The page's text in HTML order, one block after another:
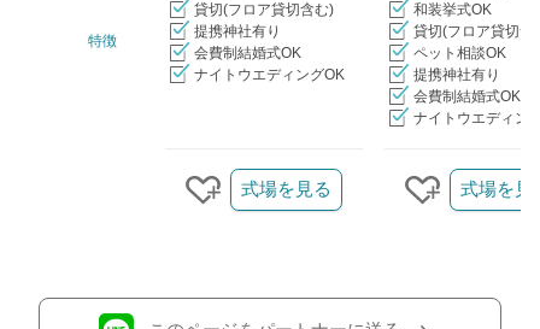
特徴
貸切(フロア貸切含む)
提携神社有り
会費制結婚式OK
ナイトウエディングOK
和装挙式OK
貸切(フロア貸切含
ペット相談OK
提携神社有り
会費制結婚式OK
ナイトウエディン
クリップする
式場を見る
クリップす
式場を見